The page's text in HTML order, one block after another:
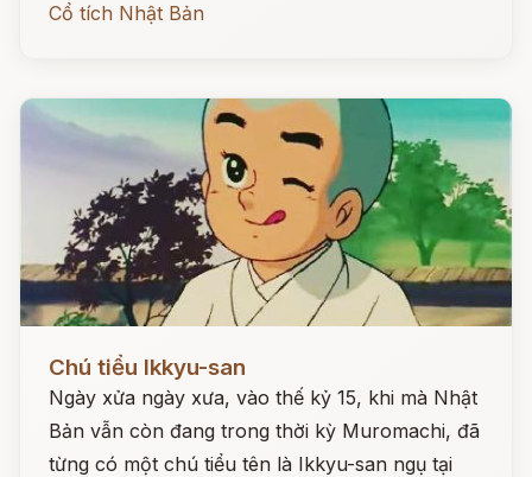
Cổ tích Nhật Bản
Chú tiểu Ikkyu-san
Ngày xửa ngày xưa, vào thế kỷ 15, khi mà Nhật
Bản vẫn còn đang trong thời kỳ Muromachi, đã
từng có một chú tiểu tên là Ikkyu-san ngụ tại